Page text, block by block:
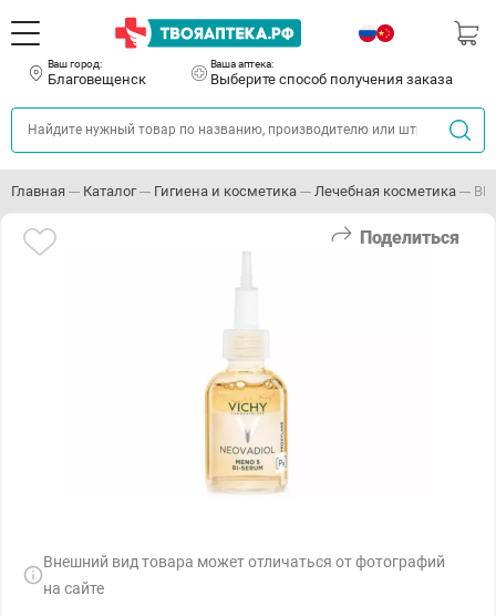
Ваш город:
Благовещенск
Ваша аптека:
Выберите способ получения заказа
Главная Каталог Гигиена и косметика Лечебная косметика
Поделиться
Внешний вид товара может отличаться от фотографий
на сайте